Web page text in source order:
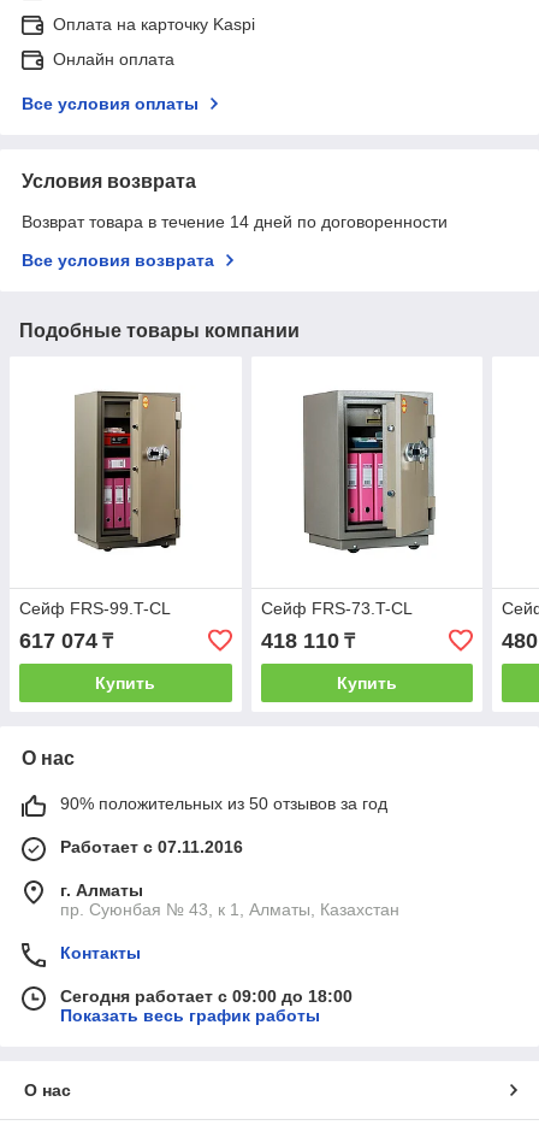
Оплата на карточку Kaspi
Онлайн оплата
Все условия оплаты
Условия возврата
Возврат товара в течение 14 дней по договоренности
Все условия возврата
Подобные товары компании
Сейф FRS-99.T-CL
617 074 ₸
Купить
Сейф FRS-73.T-CL
418 110₸
Купить
О нас
90% положительных из 50 отзывов за год
Работает с 07.11.2016
г. Алматы
пр. Суюнбая № 43, к 1, Алматы, Казахстан
Контакты
Сегодня работает с 09:00 до 18:00
Показать весь график работы
О нас